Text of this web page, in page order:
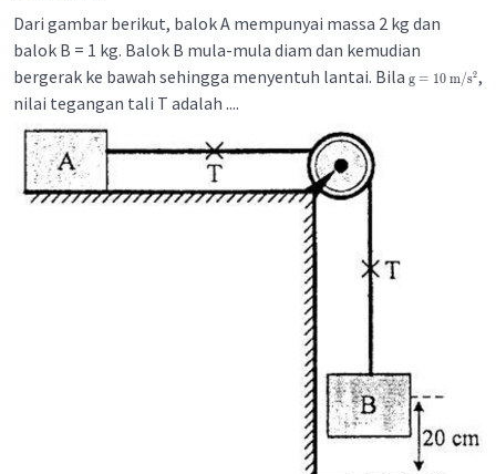
Dari gambar berikut, balok A mempunyai massa 2 kg dan
balok B = 1 kg. Balok B mula-mula diam dan kemudian
bergerak ke bawah sehingga menyentuh lantai. Bila g = 10 m/s2,
nilai tegangan tali T adalah ....